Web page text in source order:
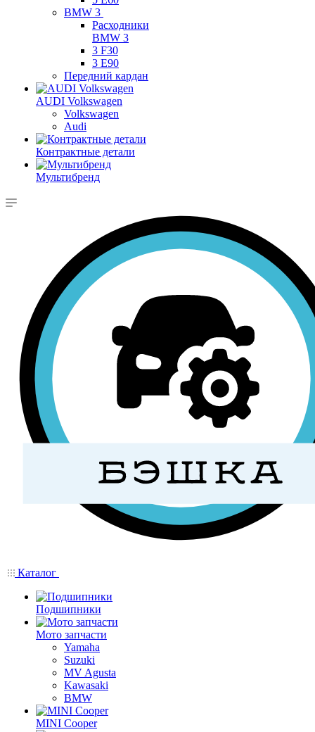
BMW 3
Расходники
BMW 3
3 F30
3 E90
Передний кардан
AUDI Volkswagen
Volkswagen
Audi
Контрактные детали
Мультибренд
Каталог
Подшипники
Мото запчасти
Yamaha
Suzuki
MV Agusta
Kawasaki
BMW
MINI Cooper